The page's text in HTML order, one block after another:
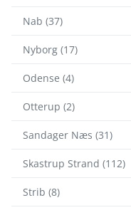
Nab (37)
Nyborg (17)
Odense (4)
Otterup (2)
Sandager Næs (31)
Skastrup Strand (112)
Strib (8)